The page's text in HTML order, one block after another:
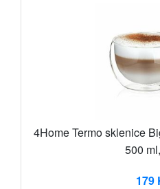
4Home Termo sklenice
500
179